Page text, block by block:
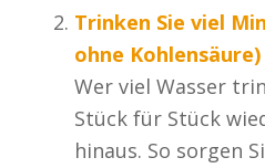
Trinken Sie viel
ohne Kohlensäure)
Wer viel Wasser
Stück für Stück
hinaus. So sorgen